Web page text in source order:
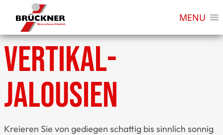
MENU
Vertikal­
jalousien
Kreieren Sie von gediegen schattig bis sinnlich sonnig